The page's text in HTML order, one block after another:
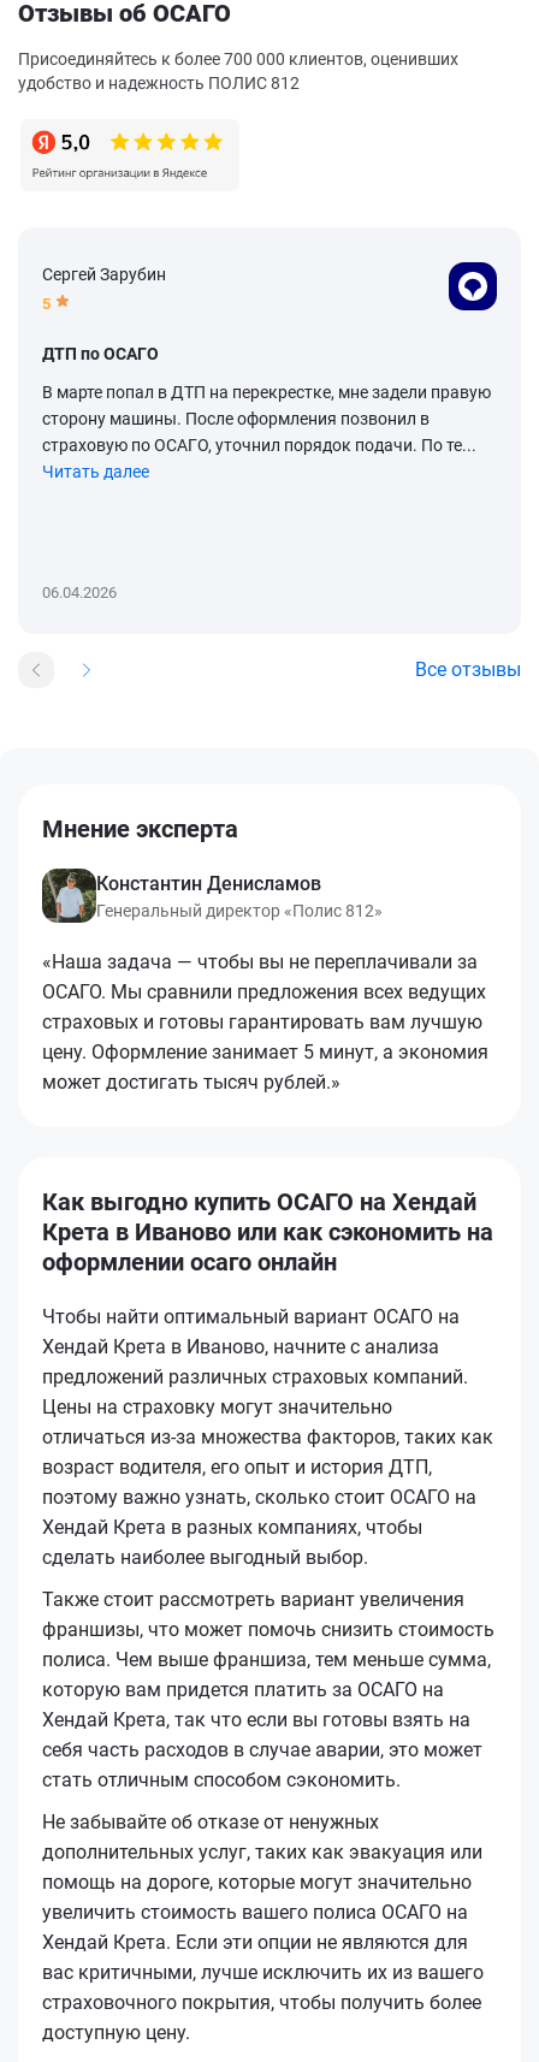
Отзывы об ОСАГО
Присоединяйтесь к более 700 000 клиентов, оценивших
удобство и надежность ПОЛИС 812
Сергей Зарубин
5
ДТП по ОСАГО
В марте попал в ДТП на перекрестке, мне задели правую
сторону машины. После оформления позвонил в
страховую по ОСАГО, уточнил порядок подачи. По те...
Читать далее
06.04.2026
Все отзывы
Мнение эксперта
Константин Денисламов
Генеральный директор «Полис 812»
«Наша задача — чтобы вы не переплачивали за
ОСАГО. Мы сравнили предложения всех ведущих
страховых и готовы гарантировать вам лучшую
цену. Оформление занимает 5 минут, а экономия
может достигать тысяч рублей.»
Как выгодно купить ОСАГО на Хендай
Крета в Иваново или как сэкономить на
оформлении осаго онлайн
Чтобы найти оптимальный вариант ОСАГО на
Хендай Крета в Иваново, начните с анализа
предложений различных страховых компаний.
Цены на страховку могут значительно
отличаться из-за множества факторов, таких как
возраст водителя, его опыт и история ДТП,
поэтому важно узнать, сколько стоит ОСАГО на
Хендай Крета в разных компаниях, чтобы
сделать наиболее выгодный выбор.
Также стоит рассмотреть вариант увеличения
франшизы, что может помочь снизить стоимость
полиса. Чем выше франшиза, тем меньше сумма,
которую вам придется платить за ОСАГО на
Хендай Крета, так что если вы готовы взять на
себя часть расходов в случае аварии, это может
стать отличным способом сэкономить.
Не забывайте об отказе от ненужных
дополнительных услуг, таких как эвакуация или
помощь на дороге, которые могут значительно
увеличить стоимость вашего полиса ОСАГО на
Хендай Крета. Если эти опции не являются для
вас критичными, лучше исключить их из вашего
страховочного покрытия, чтобы получить более
доступную цену.